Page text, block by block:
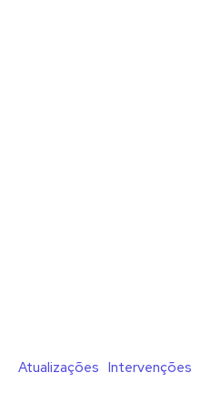
Atualizações Intervenções